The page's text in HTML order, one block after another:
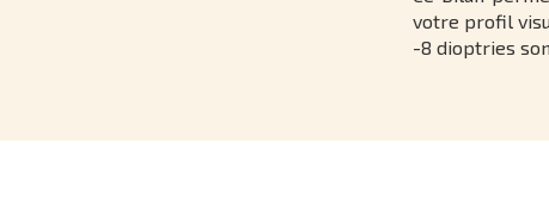
votre profil
-8 dioptries